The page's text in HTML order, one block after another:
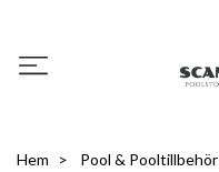
Hem Pool & Pooltillbehör